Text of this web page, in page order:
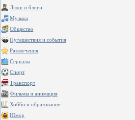
Люди и блоги
Музыка
Общество
Путешествия и события
Развлечения
Сериалы
Спорт
Транспорт
Фильмы и анимация
Хобби и образование
Юмор